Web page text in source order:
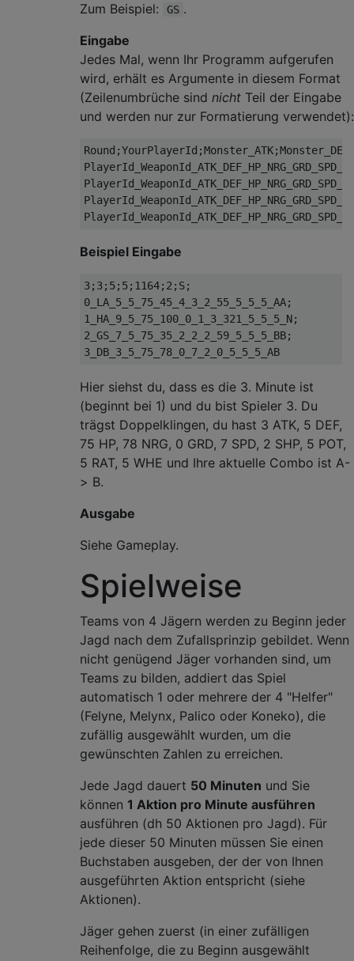
Zum Beispiel: GS .
Eingabe
Jedes Mal, wenn Ihr Programm aufgerufen
wird, erhält es Argumente in diesem Format
(Zeilenumbrüche sind nicht Teil der Eingabe
und werden nur zur Formatierung verwendet):
Beispiel Eingabe
3;3;5;5;1164;2;S;
0_LA_5_5_75_45_4_3_2_55_5_5_5_AA;
1_HA_9_5_75_100_0_1_3_321_5_5_5_N;
2_GS_7_5_75_35_2_2_2_59_5_5_5_BB;
Hier siehst du, dass es die 3. Minute ist
(beginnt bei 1) und du bist Spieler 3. Du
trägst Doppelklingen, du hast 3 ATK, 5 DEF,
75 HP, 78 NRG, 0 GRD, 7 SPD, 2 SHP, 5 POT,
5 RAT, 5 WHE und Ihre aktuelle Combo ist A-
> B.
Ausgabe
Siehe Gameplay.
Spielweise
Teams von 4 Jägern werden zu Beginn jeder
Jagd nach dem Zufallsprinzip gebildet. Wenn
nicht genügend Jäger vorhanden sind, um
Teams zu bilden, addiert das Spiel
automatisch 1 oder mehrere der 4 "Helfer"
(Felyne, Melynx, Palico oder Koneko), die
zufällig ausgewählt wurden, um die
gewünschten Zahlen zu erreichen.
Jede Jagd dauert 50 Minuten und Sie
können 1 Aktion pro Minute ausführen
ausführen (dh 50 Aktionen pro Jagd). Für
jede dieser 50 Minuten müssen Sie einen
Buchstaben ausgeben, der der von Ihnen
ausgeführten Aktion entspricht (siehe
Aktionen).
Jäger gehen zuerst (in einer zufälligen
Reihenfolge, die zu Beginn ausgewählt